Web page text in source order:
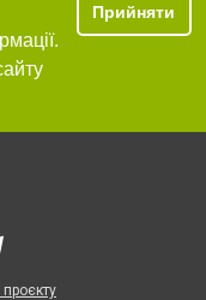
Прийняти